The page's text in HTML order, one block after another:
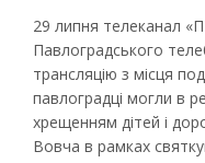
29 липня телеканал
Павлоградського
трансляцію з місця
павлоградці могли в
хрещенням дітей і
Вовча в рамках